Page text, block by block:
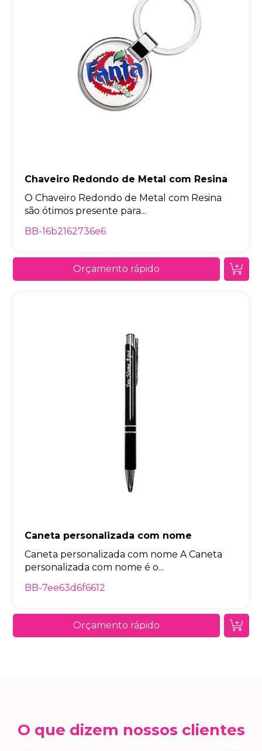
Chaveiro Redondo de Metal com Resina
O Chaveiro Redondo de Metal com Resina
são ótimos presente para...
BB-16b2162736e6
Orçamento rápido
Caneta personalizada com nome
Caneta personalizada com nome A Caneta
personalizada com nome é o...
BB-7ee63d6f6612
Orçamento rápido
O que dizem nossos clientes